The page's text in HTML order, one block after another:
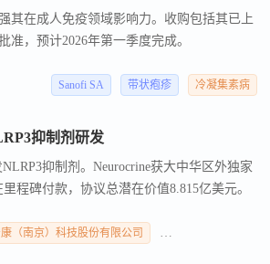
其在成人免疫领域影响力。收购包括其已上
，预计2026年第一季度完成。
Sanofi SA 带状疱疹 冷凝集素病
抑制剂研发
抑制剂。Neurocrine获大中华区外独家
程碑付款，协议总潜在价值8.815亿美元。
（南京）科技股份有限公司 Neurocrine Biosciences